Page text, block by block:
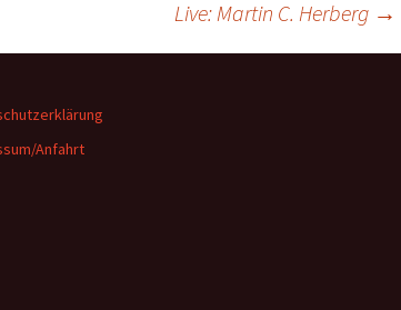
Live: Martin C. Herberg →
Anfahrt